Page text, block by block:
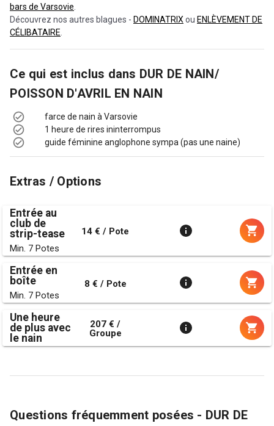
bars de Varsovie
Découvrez nos autres blagues - DOMINATRIX ou ENLÈVEMENT DE
CÉLIBATAIRE
Ce qui est inclus dans DUR DE NAIN/
POISSON D'AVRIL EN NAIN
farce de nain à Varsovie
1 heure de rires ininterrompus
guide féminine anglophone sympa (pas une naine)
Extras / Options
Entrée au
club de
strip-tease
Min. 7 Potes
14 € / Pote
Entrée en
boîte
Min. 7 Potes
8 € / Pote
Une heure
de plus avec
le nain
207 € /
Groupe
Questions fréquemment posées - DUR DE